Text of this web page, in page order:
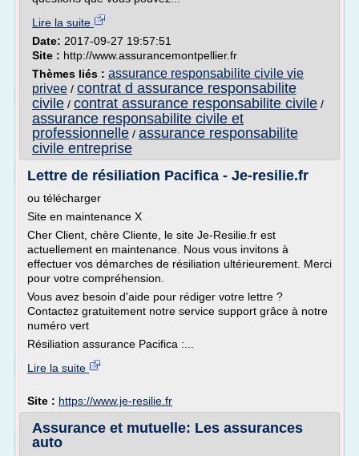
Lire la suite
Date: 2017-09-27 19:57:51
Site : http://www.assurancemontpellier.fr
Thèmes liés : assurance responsabilite civile vie
privee / contrat d assurance responsabilite
civile / contrat assurance responsabilite civile /
assurance responsabilite civile et
professionnelle / assurance responsabilite
civile entreprise
Lettre de résiliation Pacifica - Je-resilie.fr
ou télécharger
Site en maintenance X
Cher Client, chère Cliente, le site Je-Resilie.fr est
actuellement en maintenance. Nous vous invitons à
effectuer vos démarches de résiliation ultérieurement. Merci
pour votre compréhension.
Vous avez besoin d'aide pour rédiger votre lettre ?
Contactez gratuitement notre service support grâce à notre
numéro vert
Résiliation assurance Pacifica :...
Lire la suite
Site : https://www.je-resilie.fr
Assurance et mutuelle: Les assurances
auto